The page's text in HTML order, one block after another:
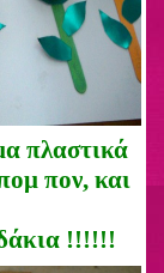
πλαστικά
πον, και
!!!!!!